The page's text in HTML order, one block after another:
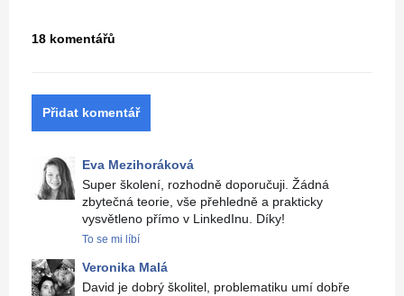
18 komentářů
Přidat komentář
Eva Mezihoráková
Super školení, rozhodně doporučuji. Žádná
zbytečná teorie, vše přehledně a prakticky
vysvětleno přímo v LinkedInu. Díky!
To se mi líbí
Veronika Malá
David je dobrý školitel, problematiku umí dobře